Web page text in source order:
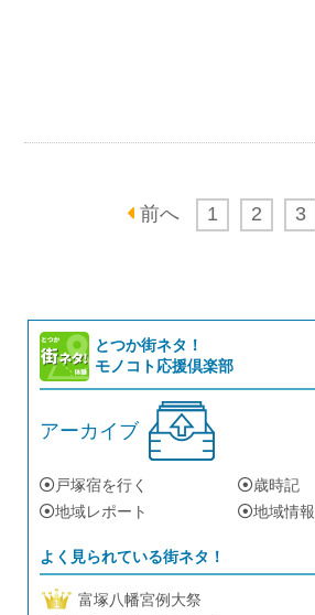
前へ 1 2 3
とつか街ネタ！
モノコト応援倶楽部
アーカイブ
戸塚宿を行く
歳時記
地域レポート
地域情報
よく見られている街ネタ！
富塚八幡宮例大祭